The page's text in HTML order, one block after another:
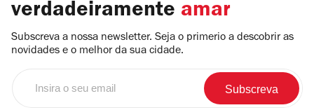
verdadeiramente amar
Subscreva a nossa newsletter. Seja o primerio a descobrir as
novidades e o melhor da sua cidade.